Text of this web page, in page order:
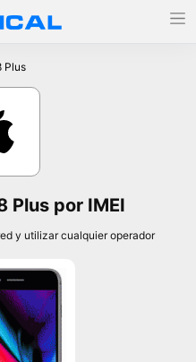
Plus
Plus por IMEI
y utilizar cualquier operador